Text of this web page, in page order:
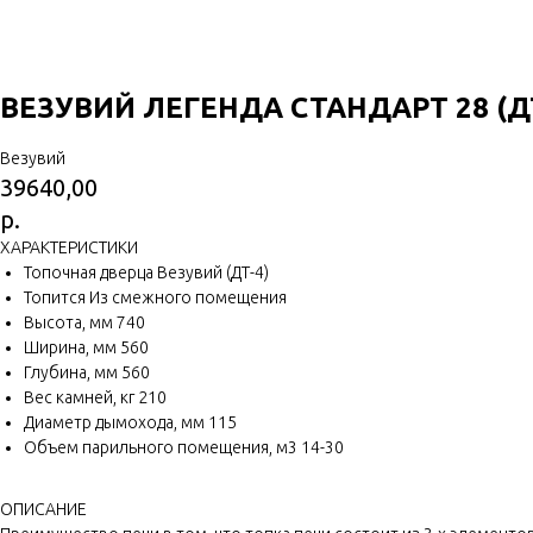
ВЕЗУВИЙ ЛЕГЕНДА СТАНДАРТ 28
Везувий
39640,00
р.
ХАРАКТЕРИСТИКИ
Топочная дверца Везувий (ДТ-4)
Топится Из смежного помещения
Высота, мм 740
Ширина, мм 560
Глубина, мм 560
Вес камней, кг 210
Диаметр дымохода, мм 115
Объем парильного помещения, м3 14-30
ОПИСАНИЕ